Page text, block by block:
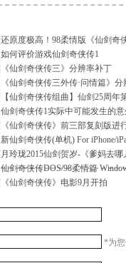
还原度极高！98柔情版《仙剑奇
如何评价游戏仙剑奇侠传1
《仙剑奇侠传三》分辨率补丁
《仙剑奇侠传三外传·问情篇》
【仙剑奇侠传组曲】仙剑25周年
仙剑奇侠传1实际中可能发生的意
《仙剑奇侠传》前三部复刻版进
新仙剑奇侠传(单机) For iPhone/
月玲珑2015仙剑贺岁-《爹妈去哪
仙剑奇侠传DOS/98柔情篇
《仙剑奇侠传》电影9月开拍
*为您